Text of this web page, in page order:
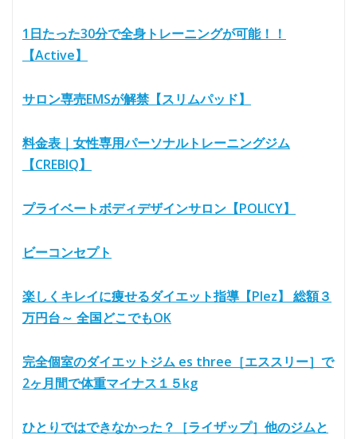
1日たった30分で全身トレーニングが可能！！
【Active】
サロン専売EMSが解禁【スリムパッド】
料金表｜女性専用パーソナルトレーニングジム
【CREBIQ】
プライベートボディデザインサロン【POLICY】
ビーコンセプト
楽しくキレイに痩せるダイエット指導【Plez】 総額３
万円台～ 全国どこでもOK
完全個室のダイエットジム es three［エススリー］で
2ヶ月間で体重マイナス１５kg
ひとりではできなかった？［ライザップ］他のジムと